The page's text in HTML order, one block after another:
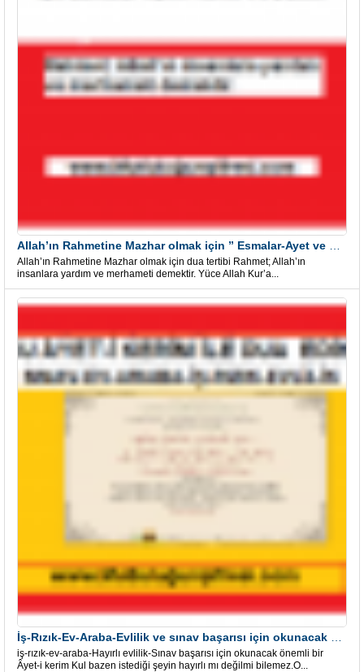
Allah’ın Rahmetine Mazhar olmak için dua tertibi Rahmet; Allah’ın
insanlara yardım ve merhameti demektir. Yüce Allah Kur’a...
iş-rızık-ev-araba-Hayırlı evlilik-Sınav başarısı için okunacak önemli bir
Âyet-i kerim Kul bazen istediği şeyin hayırlı mı değilmi bilemez.O...